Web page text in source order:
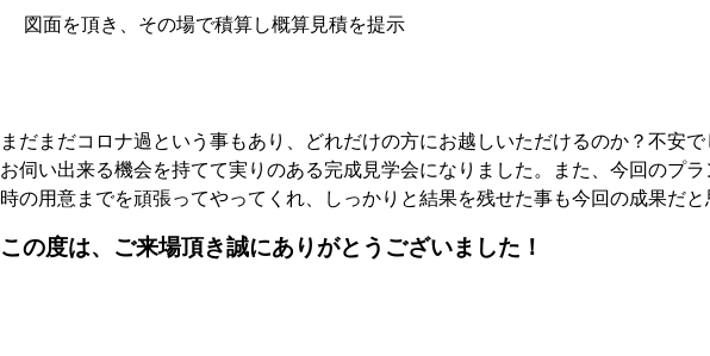
図面を頂き、その場で積算し概算見積を提示
まだまだコロナ過という事もあり、どれだけの方にお越しいただけるのか？不安
お伺い出来る機会を持てて実りのある完成見学会になりました。また、今回のプラ
時の用意までを頑張ってやってくれ、しっかりと結果を残せた事も今回の成果だと
この度は、ご来場頂き誠にありがとうございました！